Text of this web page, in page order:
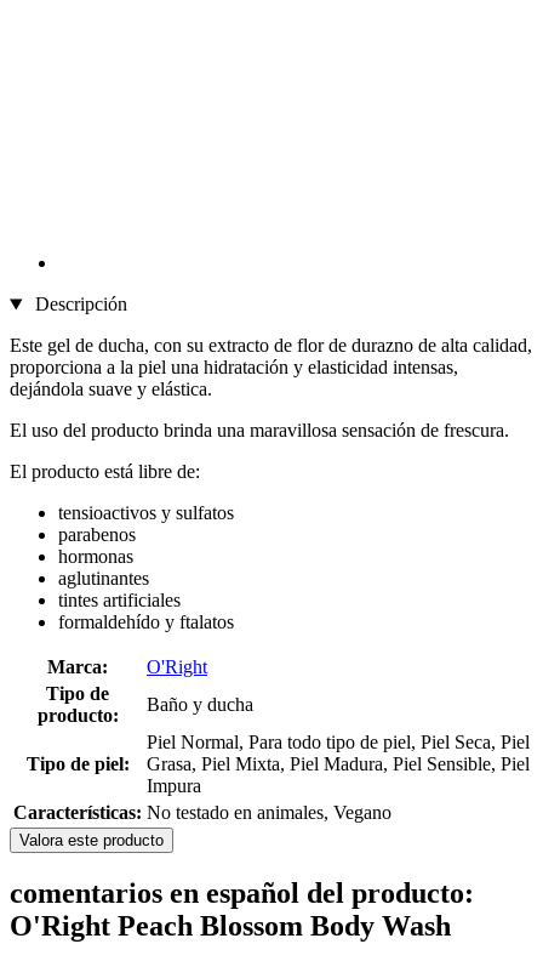
Descripción
Este gel de ducha, con su extracto de flor de durazno de alta calidad,
proporciona a la piel una hidratación y elasticidad intensas,
dejándola suave y elástica.
El uso del producto brinda una maravillosa sensación de frescura.
El producto está libre de:
tensioactivos y sulfatos
parabenos
hormonas
aglutinantes
tintes artificiales
formaldehído y ftalatos
Marca:
O'Right
Tipo de
producto:
Baño y ducha
Tipo de piel:
Piel Normal, Para todo tipo de piel, Piel Seca, Piel
Grasa, Piel Mixta, Piel Madura, Piel Sensible, Piel
Impura
Características: No testado en animales, Vegano
Valora este producto
comentarios en español del producto:
O'Right Peach Blossom Body Wash